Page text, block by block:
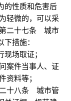
的性质和危害后
微的，可以采
二十七条 城市
以下措施：
行现场取证；
案件当事人、证
件资料等；
十八条 城市管